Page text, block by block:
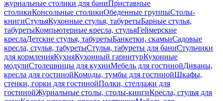
журнальные столики для баниПриставные
столикиКонсольные столикиОбеденные группыСтолы-
книгиСтульяКухонные стулья, табуретыБарные стулья,
табуретыКомпьютерные кресла, стульяГеймерские
креслаДетские стулья, табуретыБанкетки, скамьиСадовые
кресла, стулья, табуретыСтулья, табуреты для баниСтульчики
для кормленияКухняКухонный гарнитурКухонные
модулиСтолешницы для кухниМебель для гостинойДиваны,
кресла для гостинойКомоды, тумбы для гостинойШкафы,
стенки, горки для гостинойПолки, стеллажи для
гостинойЖурнальные столы, столы-книгиКресла, стулья для